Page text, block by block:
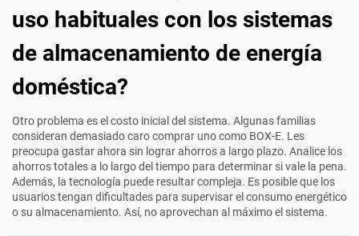
uso habituales con los sistemas
de almacenamiento de energía
doméstica?
Otro problema es el costo inicial del sistema. Algunas familias
consideran demasiado caro comprar uno como BOX-E. Les
preocupa gastar ahora sin lograr ahorros a largo plazo. Analice los
ahorros totales a lo largo del tiempo para determinar si vale la pena.
Además, la tecnología puede resultar compleja. Es posible que los
usuarios tengan dificultades para supervisar el consumo energético
o su almacenamiento. Así, no aprovechan al máximo el sistema.